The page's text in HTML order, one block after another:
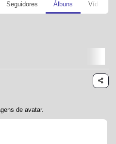
Seguidores Álbuns Vídeos
de avatar.